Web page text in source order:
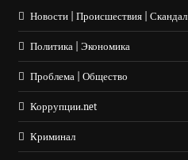
Новости | Происшествия | Скандал
Политика | Экономика
Проблема | Общество
Коррупции.net
Криминал